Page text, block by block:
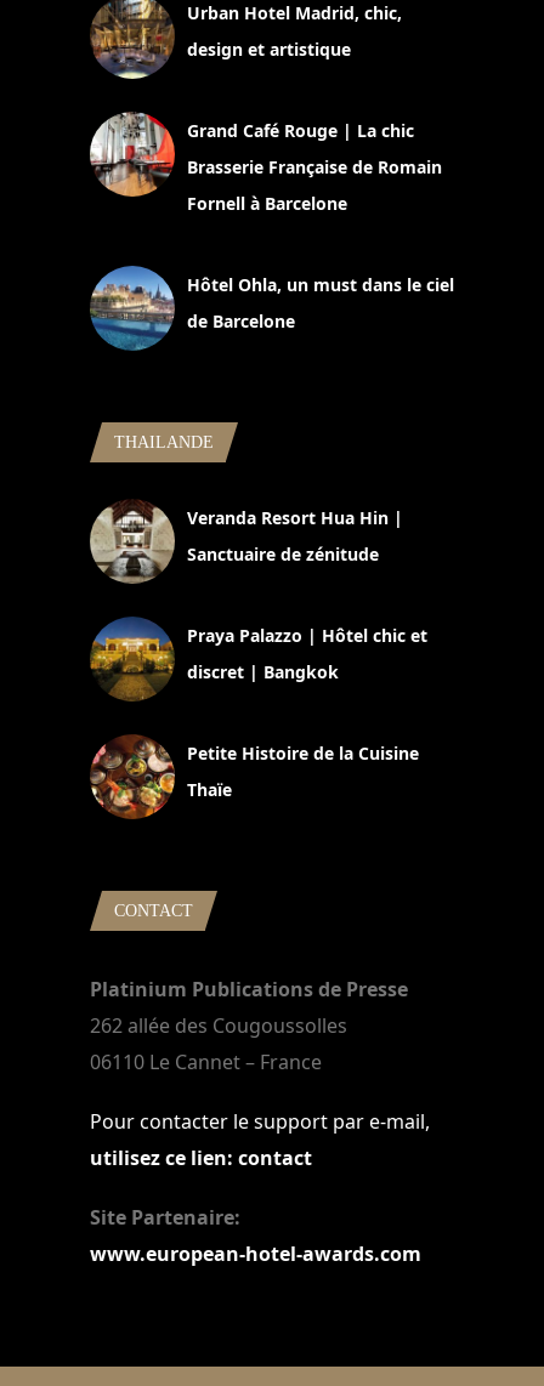
Urban Hotel Madrid, chic,
design et artistique
Grand Café Rouge | La chic
Brasserie Française de Romain
Fornell à Barcelone
Hôtel Ohla, un must dans le ciel
de Barcelone
THAILANDE
Veranda Resort Hua Hin |
Sanctuaire de zénitude
Praya Palazzo | Hôtel chic et
discret | Bangkok
Petite Histoire de la Cuisine
Thaïe
CONTACT
Platinium Publications de Presse
262 allée des Cougoussolles
06110 Le Cannet – France
Pour contacter le support par e-mail,
utilisez ce lien: contact
Site Partenaire:
www.european-hotel-awards.com